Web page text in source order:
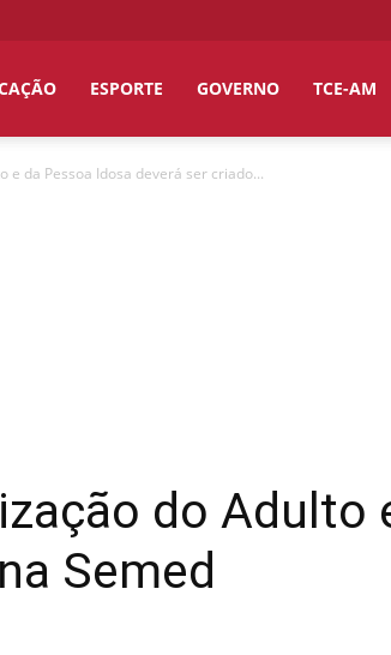
ESPORTE GOVERNO TCE-AM
e da Pessoa Idosa deverá ser criado...
do Adulto
Semed